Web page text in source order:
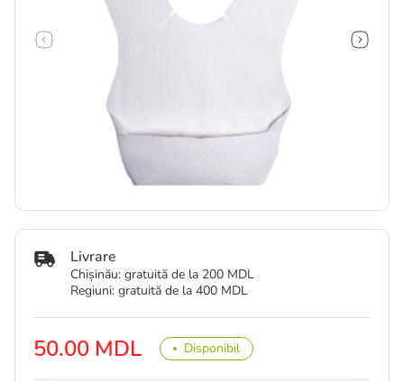
50.00 MDL Disponibil
Livrare
Chișinău: gratuită de la 200 MDL
Regiuni: gratuită de la 400 MDL